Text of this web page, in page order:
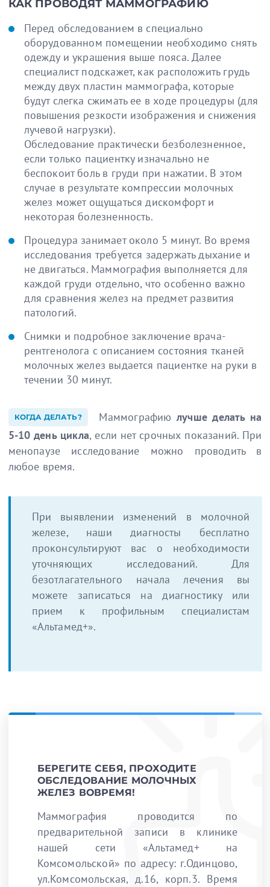
КАК ПРОВОДЯТ МАММОГРАФИЮ
Перед обследованием в специально
оборудованном помещении необходимо снять
одежду и украшения выше пояса. Далее
специалист подскажет, как расположить грудь
между двух пластин маммографа, которые
будут слегка сжимать ее в ходе процедуры (для
повышения резкости изображения и снижения
лучевой нагрузки).
Обследование практически безболезненное,
если только пациентку изначально не
беспокоит боль в груди при нажатии. В этом
случае в результате компрессии молочных
желез может ощущаться дискомфорт и
некоторая болезненность.
Процедура занимает около 5 минут. Во время
исследования требуется задержать дыхание и
не двигаться. Маммография выполняется для
каждой груди отдельно, что особенно важно
для сравнения желез на предмет развития
патологий.
Снимки и подробное заключение врача-
рентгенолога с описанием состояния тканей
молочных желез выдается пациентке на руки в
течении 30 минут.
КОГДА ДЕЛАТЬ? Маммографиюлучше делать на
5-10 день цикла, если нет срочных показаний. При
менопаузе исследование можно проводить в
любое время.
При выявлении изменений в молочной
железе, наши диагносты бесплатно
проконсультируют вас о необходимости
уточняющих исследований. Для
безотлагательного начала лечения вы
можете записаться на диагностику или
прием к профильным специалистам
«Альтамед+».
БЕРЕГИТЕ СЕБЯ, ПРОХОДИТЕ
ОБСЛЕДОВАНИЕ МОЛОЧНЫХ
ЖЕЛЕЗ ВОВРЕМЯ!
Маммография проводится по
предварительной записи в клинике
нашей сети «Альтамед+ на
Комсомольской» по адресу: г.Одинцово,
ул.Комсомольская, д.16, корп.3. Время